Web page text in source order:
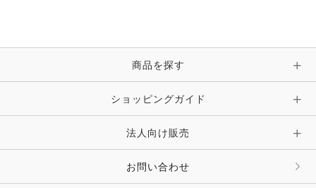
商品を探す
ショッピングガイド
法人向け販売
お問い合わせ